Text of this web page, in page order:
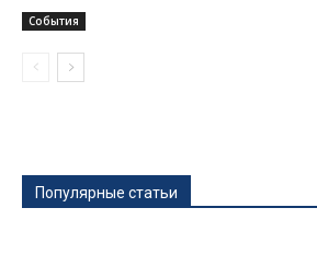
События
Популярные статьи